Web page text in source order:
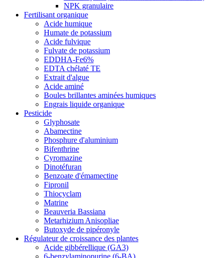
NPK granulaire
Fertilisant organique
Acide humique
Humate de potassium
Acide fulvique
Fulvate de potassium
EDDHA-Fe6%
EDTA chélaté TE
Extrait d'algue
Acide aminé
Boules brillantes aminées humiques
Engrais liquide organique
Pesticide
Glyphosate
Abamectine
Phosphure d'aluminium
Bifenthrine
Cyromazine
Dinotéfuran
Benzoate d'émamectine
Fipronil
Thiocyclam
Matrine
Beauveria Bassiana
Metarhizium Anisopliae
Butoxyde de pipéronyle
Régulateur de croissance des plantes
Acide gibbérellique (GA3)
6-benzylaminopurine (6-BA)